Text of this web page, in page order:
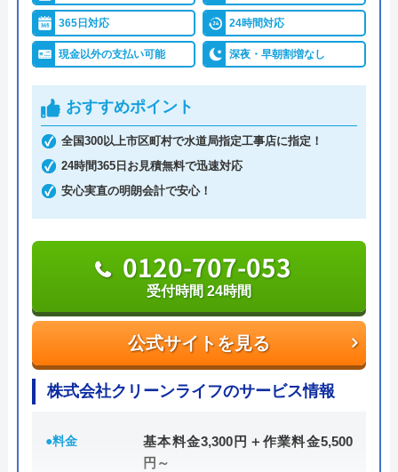
ので、安心して依頼できるでしょう。
トイレのトラブルは「つまり」「水が出ない」「水
漏れ」「水が止まらない」などの症状に対応。作業
料金が1万円を超えた場合に利用できるホームペー
ジ限定クーポンを実施中なので、お電話の際に「限
定クーポン割引を使用したい」と伝えましょう。
公式サイトを見る
0120-937-419
受付時間 24時間
水道屋のイエローの基本情報
運営会社 水道屋のイエロー
〒252-0142
365日対応 24時間対応
現金以外の支払い可能 深夜・早朝割増なし
おすすめポイント
全国300以上市区町村で水道局指定工事店に指定！
24時間365日お見積無料で迅速対応
安心実直の明朗会計で安心！
公式サイトを見る
0120-707-053
受付時間 24時間
株式会社クリーンライフのサービス情報
●料金
基本料金3,300円＋作業料金5,500
円～